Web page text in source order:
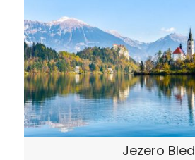
Jezero Bled